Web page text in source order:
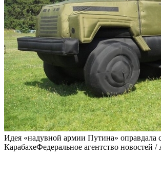
Идея «надувной армии Путина» оправдала
КарабахеФедеральное агентство новостей